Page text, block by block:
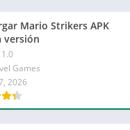
Mario Strikers APK
versión
1.0
Games
2026